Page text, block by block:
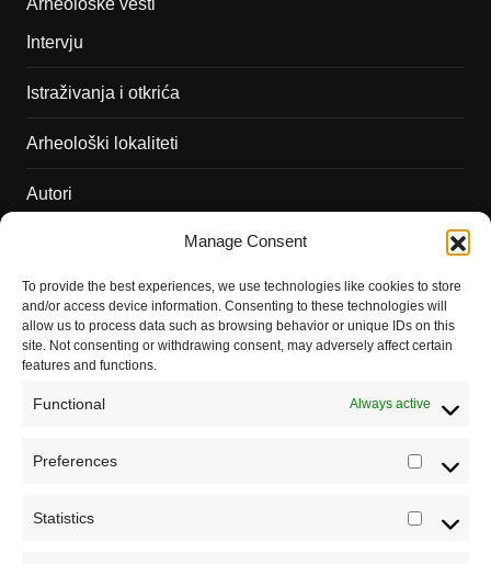
Manage Consent
To provide the best experiences, we use technologies like cookies to store
and/or access device information. Consenting to these technologies will
allow us to process data such as browsing behavior or unique IDs on this
site. Not consenting or withdrawing consent, may adversely affect certain
features and functions.
Functional Always active
Preferences
Statistics
Arheološke vesti
Intervju
Istraživanja i otkrića
Arheološki lokaliteti
Autori
Dešavanja
Kontakt
Misija sajta Sve o arheologiji